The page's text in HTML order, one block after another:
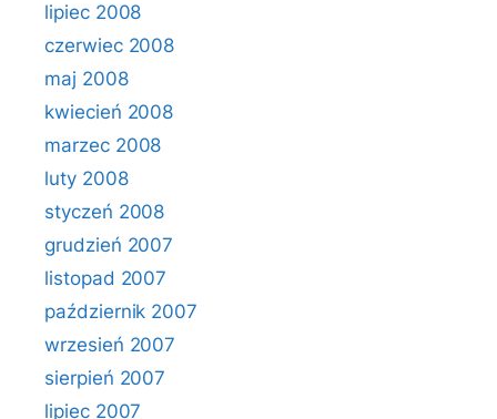
lipiec 2008
czerwiec 2008
maj 2008
kwiecień 2008
marzec 2008
luty 2008
styczeń 2008
grudzień 2007
listopad 2007
październik 2007
wrzesień 2007
sierpień 2007
lipiec 2007